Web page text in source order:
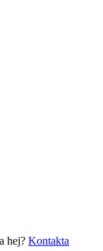
hej? Kontakta